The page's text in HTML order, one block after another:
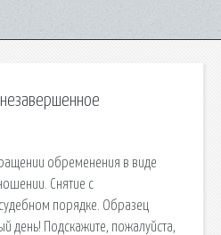
обременения в виде
Снятие с
порядке. Образец
день! Подскажите, пожалуйста,